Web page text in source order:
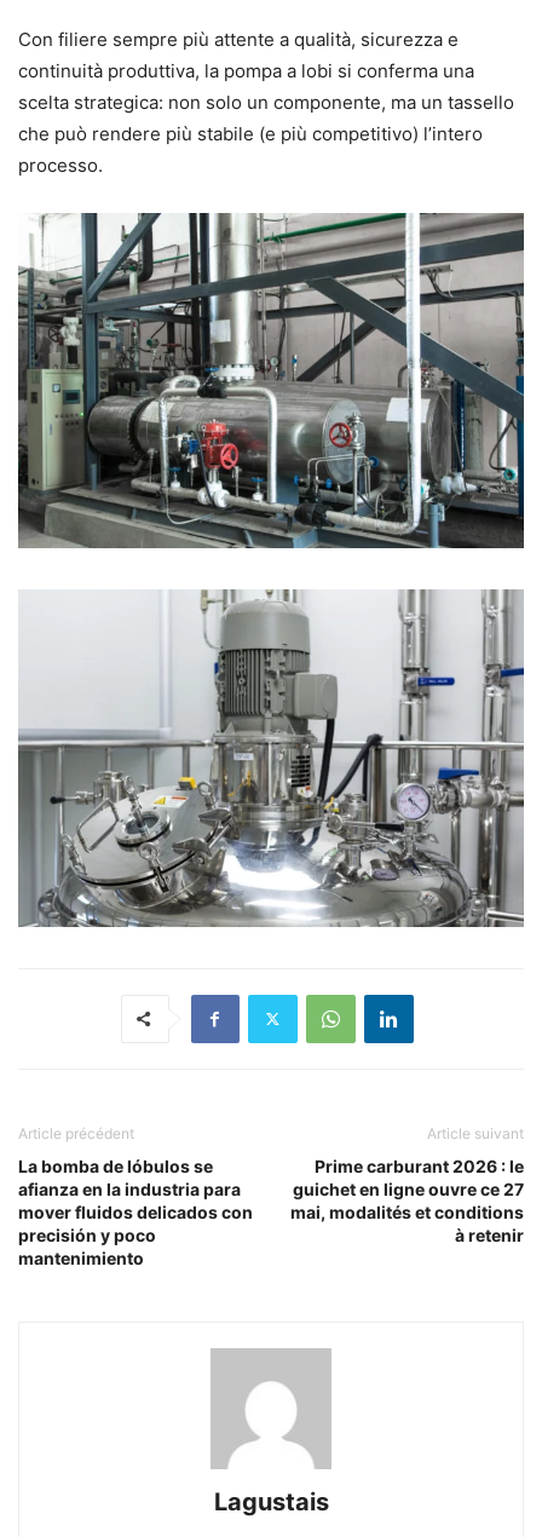
Con filiere sempre più attente a qualità, sicurezza e
continuità produttiva, la pompa a lobi si conferma una
scelta strategica: non solo un componente, ma un tassello
che può rendere più stabile (e più competitivo) l’intero
processo.
Article précédent
La bomba de lóbulos se
afianza en la industria para
mover fluidos delicados con
precisión y poco
mantenimiento
Article suivant
Prime carburant 2026 : le
guichet en ligne ouvre ce 27
mai, modalités et conditions
à retenir
Lagustais